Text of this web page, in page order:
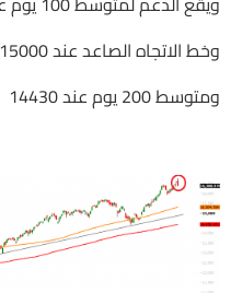
وخط الاتجاه الصاعد عند 15000 تقريبا
ومتوسط 200 يوم عند 14430